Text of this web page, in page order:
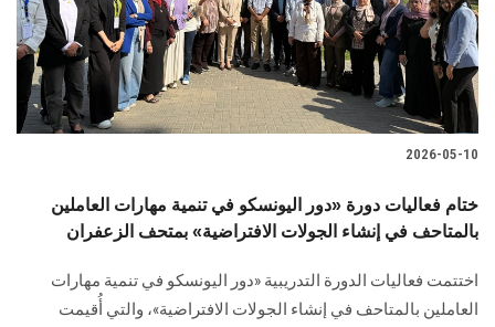
2026-05-10
ختام فعاليات دورة «دور اليونسكو في تنمية مهارات العاملين
بالمتاحف في إنشاء الجولات الافتراضية» بمتحف الزعفران
اختتمت فعاليات الدورة التدريبية «دور اليونسكو في تنمية مهارات
العاملين بالمتاحف في إنشاء الجولات الافتراضية»، والتي أُقيمت